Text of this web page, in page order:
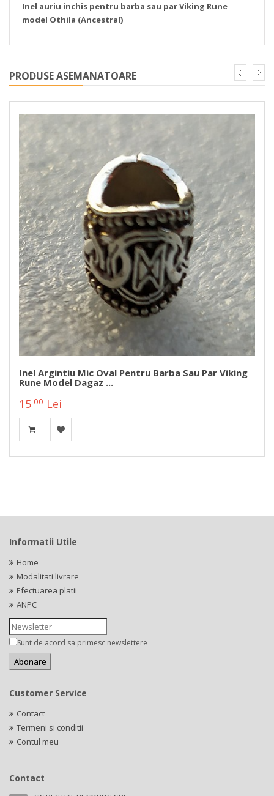
Inel auriu inchis pentru barba sau par Viking Rune
model Othila (Ancestral)
PRODUSE ASEMANATOARE
Inel Argintiu Mic Oval Pentru Barba Sau Par Viking
Rune Model Dagaz ...
15 00 Lei
Informatii Utile
Home
Modalitati livrare
Efectuarea platii
ANPC
Sunt de acord sa primesc newslettere
Customer Service
Contact
Termeni si conditii
Contul meu
Contact